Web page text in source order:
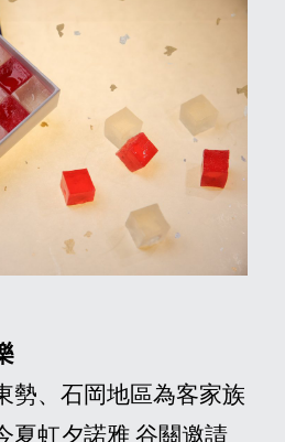
勢、石岡地區為客家族
夏虹夕諾雅 谷關邀請